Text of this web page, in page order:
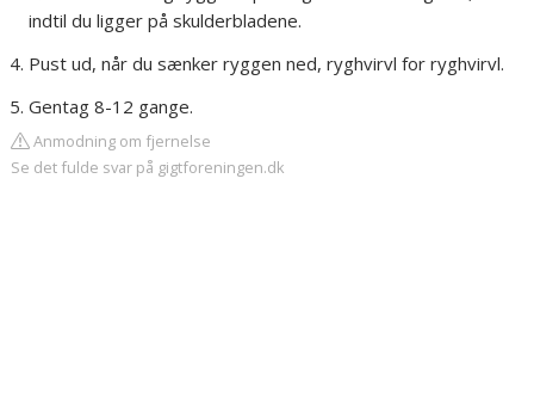
indtil du ligger på skulderbladene.
Pust ud, når du sænker ryggen ned, ryghvirvl for ryghvirvl.
Gentag 8-12 gange.
Anmodning om fjernelse
Se det fulde svar på gigtforeningen.dk